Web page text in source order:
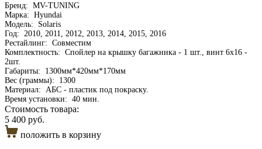
Бренд: MV-TUNING
Марка: Hyundai
Модель:
Solaris
Год:
2010, 2011, 2012, 2013, 2014, 2015, 2016
Рестайлинг: Совместим
Комплектность: Спойлер на крышку багажника - 1 шт., винт 6х16 -
2шт.
Габариты:
1300мм*420мм*170мм
Вес (граммы):
1300
Материал:
АБС - пластик под покраску.
Время установки: 40 мин.
Стоимость товара:
5 400 руб.
положить в корзину